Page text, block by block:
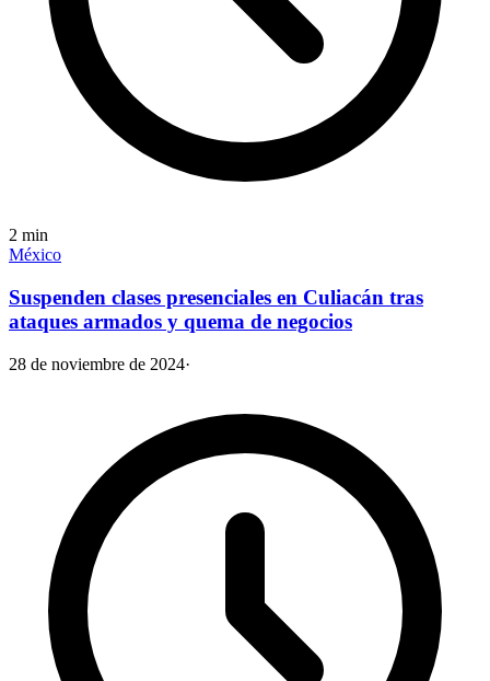
2 min
México
Suspenden clases presenciales en Culiacán tras
ataques armados y quema de negocios
28 de noviembre de 2024·